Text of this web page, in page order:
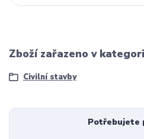
Zboží zařazeno v
Civilní stavby
Potřebujete